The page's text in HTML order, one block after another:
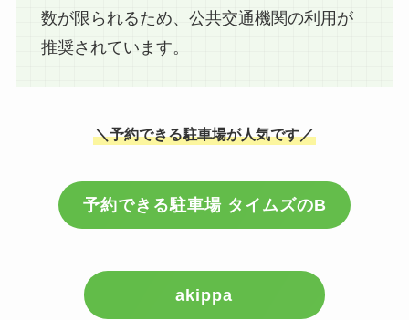
数が限られるため、公共交通機関の利用が
推奨されています。
＼予約できる駐車場が人気です／
予約できる駐車場 タイムズのB
akippa